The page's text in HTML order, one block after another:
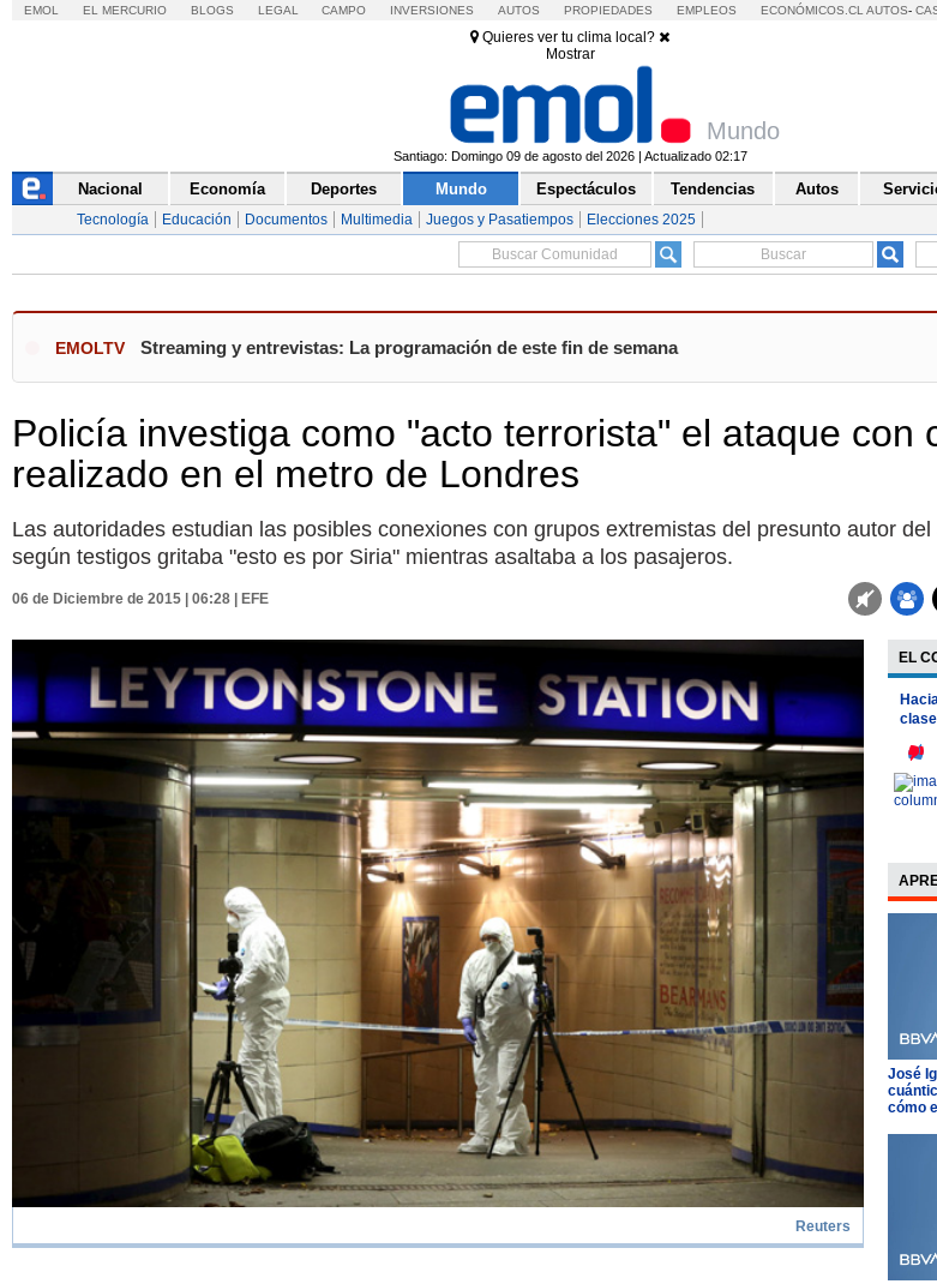
EMOL EL MERCURIO BLOGS LEGAL CAMPO INVERSIONES AUTOS PROPIEDADES EMPLEOS ECONÓMICOS.CL AUTOS-
Quieres ver tu clima local?
Mostrar
Mundo
Santiago: Domingo 09 de agosto del 2026 | Actualizado 02:17
Nacional Economía Deportes Mundo Espectáculos Tendencias Autos
Tecnología Educación Documentos Multimedia Juegos y Pasatiempos Elecciones 2025
EMOLTV Streaming y entrevistas: La programación de este fin de semana
Policía investiga como "acto terrorista" el ataque con
realizado en el metro de Londres
Las autoridades estudian las posibles conexiones con grupos extremistas del presunto autor
según testigos gritaba "esto es por Siria" mientras asaltaba a los pasajeros.
06 de Diciembre de 2015 | 06:28 | EFE
Reuters
EL
José
cómo